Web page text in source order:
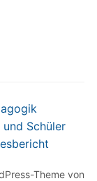
und Schüler
Theme von